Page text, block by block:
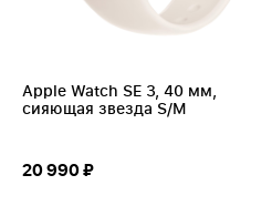
Apple Watch SE 3, 40 мм,
сияющая звезда S/M
20 990 ₽